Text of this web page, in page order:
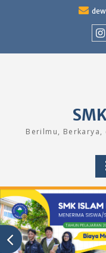
Berilmu, Berkarya,